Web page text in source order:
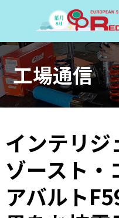
ホーム
トピックス
レッドポイントパーツ
その他サービス
工場通信
インテリジ
ゾースト
アバルト